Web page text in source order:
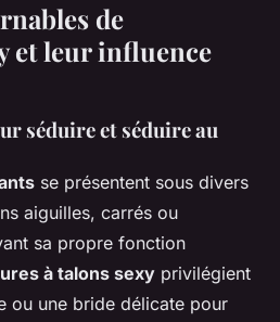
de
et leur influence
séduire et séduire au
se présentent sous divers
aiguilles, carrés ou
sa propre fonction
à talons sexy privilégient
ou une bride délicate pour